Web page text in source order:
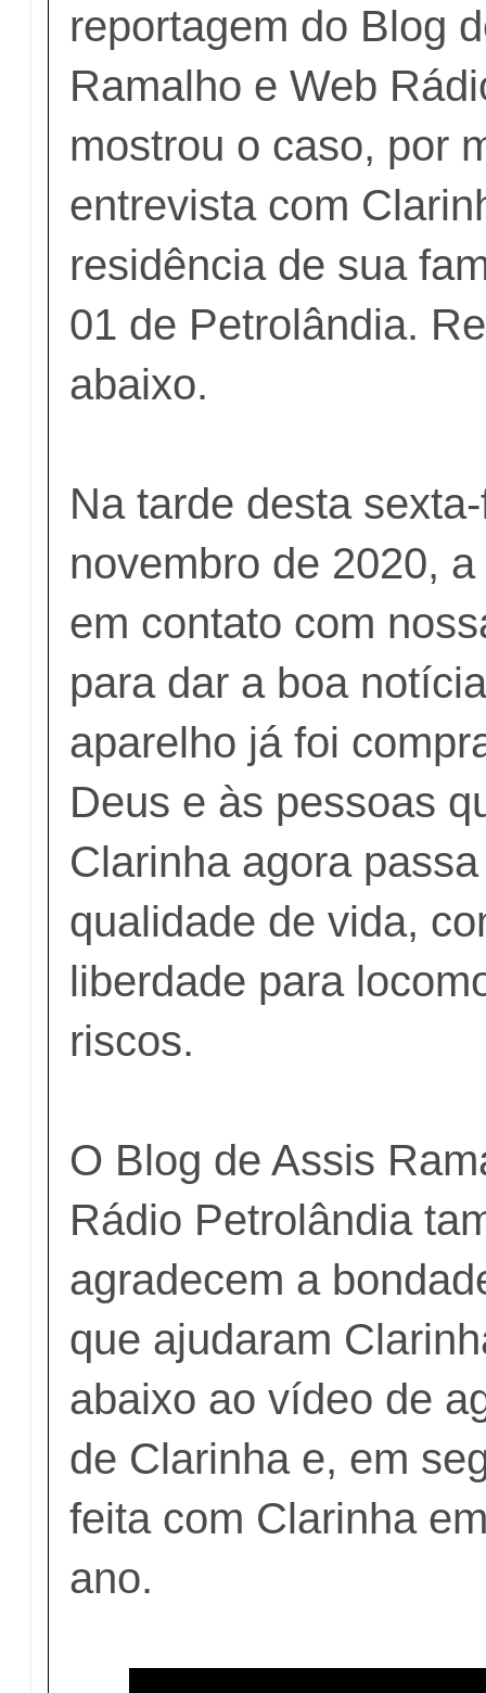
reportagem do Blog
Ramalho e Web
mostrou o caso, por
entrevista com
residência de sua
01 de Petrolândia.
abaixo.
Na tarde desta
novembro de 2020,
em contato com
para dar a boa
aparelho já foi
Deus e às pessoas
Clarinha agora
qualidade de vida,
liberdade para
riscos.
O Blog de Assis
Rádio Petrolândia
agradecem a
que ajudaram
abaixo ao vídeo de
de Clarinha e, em
feita com Clarinha
ano.